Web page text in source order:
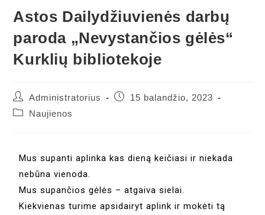
Astos Dailydžiuvienės darbų
paroda „Nevystančios gėlės“
Kurklių bibliotekoje
Administratorius
15 balandžio, 2023
Naujienos
Mus supanti aplinka kas dieną keičiasi ir niekada
nebūna vienoda.
Mus supančios gėlės – atgaiva sielai.
Kiekvienas turime apsidairyt aplink ir mokėti tą